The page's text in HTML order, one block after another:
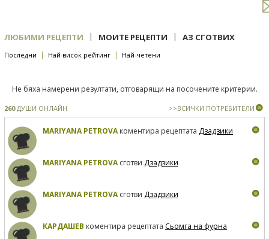
ЛЮБИМИ РЕЦЕПТИ | МОИТЕ РЕЦЕПТИ | АЗ СГОТВИХ
Последни | Най-висок рейтинг | Най-четени
Не бяха намерени резултати, отговарящи на посочените критерии.
260ДУШИ ОНЛАЙН >>ВСИЧКИ ПОТРЕБИТЕЛИ
MARIYANA PETROVAкоментира рецептата Дзадзики
MARIYANA PETROVAсготви Дзадзики
MARIYANA PETROVAсготви Дзадзики
КАРДАШЕВ коментира рецептата Сьомга на фурна